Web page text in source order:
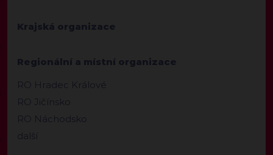
Krajská organizace
Regionální a místní organizace
RO Hradec Králové
RO Jičínsko
RO Náchodsko
další